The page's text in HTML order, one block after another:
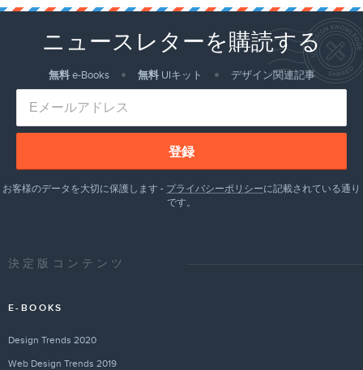
ニュースレターを購読する
無料e-Books 無料UIキット デザイン関連記事
登録
お客様のデータを大切に保護します - プライバシーポリシーに記載されている通り
です。
決定版コンテンツ
E-BOOKS
Design Trends 2020
Web Design Trends 2019